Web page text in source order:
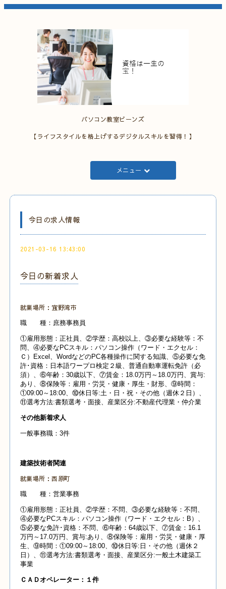
パソコン教室ビーンズ
【ライフスタイルを格上げするデジタルスキルを習得！】
メニュー
今日の求人情報
2021-03-16 13:43:00
今日の新着求人
就業場所：宜野湾市
職 種：庶務事務員
①雇用形態：正社員、②学歴：高校以上、③必要な経験等：不
問、④必要なPCスキル：パソコン操作（ワード・エクセル：
Ｃ）Excel、WordなどのPC各種操作に関する知識、⑤必要な免
許･資格：日本語ワープロ検定２級、普通自動車運転免許（必
須）、⑥年齢：30歳以下、⑦賃金：18.0万円～18.0万円、賞与:
あり、⑧保険等：雇用・労災・健康・厚生・財形、⑨時間：
①09:00～18:00、⑩休日等:土・日・祝・その他（週休２日）、
⑪選考方法:書類選考・面接、産業区分:不動産代理業・仲介業
その他新着求人
一般事務職：3件
建築技術者関連
就業場所：西原町
職 種：営業事務
①雇用形態：正社員、②学歴：不問、③必要な経験等：不問、
④必要なPCスキル：パソコン操作（ワード・エクセル：B）、
⑤必要な免許･資格：不問、⑥年齢：64歳以下、⑦賃金：16.1
万円～17.0万円、賞与:あり、⑧保険等：雇用・労災・健康・厚
生、⑨時間：①09:00～18:00、⑩休日等:日・その他（週休２
日）、⑪選考方法:書類選考・面接、産業区分:一般土木建築工
事業
Ｃ ＡＤオペレーター：１件